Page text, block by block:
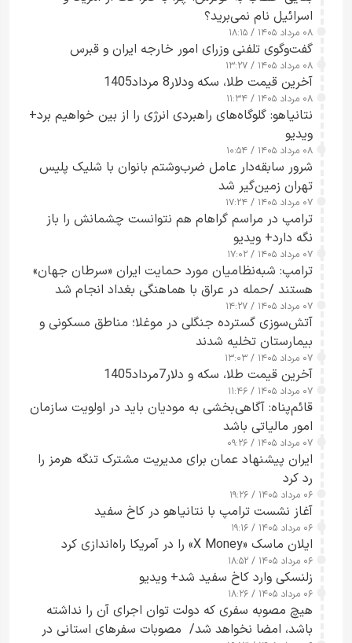
اسرائیل نام نمی‌برید؟
۰۸ مرداد ۱۴۰۵ / ۱۸:۱۵
گفت‌وگوی تلفنی وزرای امور خارجه ایران و قبرس
۰۸ مرداد ۱۴۰۵ / ۱۳:۲۷
آخرین قیمت طلا، سکه ودلار8 مرداد1405
۰۸ مرداد ۱۴۰۵ / ۱۱:۳۴
نتانیاهو: گلوگاه‌های راهبردی انرژی را از بین خواهیم برد+
ویدیو
۰۸ مرداد ۱۴۰۵ / ۱۰:۵۴
شرور سابقه‌دار عامل ضرب‌وشتم بانوان با شلیک پلیس
تهران زمین‌گیر شد
۰۷ مرداد ۱۴۰۵ / ۱۷:۲۴
ترامپ در مراسم گراهام هم نتوانست چشمانش را باز
نگه دارد+ ویدیو
۰۷ مرداد ۱۴۰۵ / ۱۷:۰۲
ترامپ: شبه‌نظامیان مورد حمایت ایران «سرطان جهان»
هستند /حمله در عراق با هماهنگی بغداد انجام شد
۰۷ مرداد ۱۴۰۵ / ۱۴:۲۷
آتش‌سوزی گسترده جنگلی در موغلا؛ مناطق مسکونی و
بیمارستان تخلیه شدند
۰۷ مرداد ۱۴۰۵ / ۱۳:۰۳
آخرین قیمت طلا، سکه و دلار7مرداد1405
۰۷ مرداد ۱۴۰۵ / ۱۱:۴۶
قائم‌پناه: آگاهی‌بخشی به مودیان باید در اولویت سازمان
امور مالیاتی باشد
۰۷ مرداد ۱۴۰۵ / ۰۹:۲۶
ایران پیشنهاد عمان برای مدیریت مشترک تنگه هرمز را
رد کرد
۰۶ مرداد ۱۴۰۵ / ۱۹:۲۶
آغاز نشست ترامپ با نتانیاهو در کاخ سفید
۰۶ مرداد ۱۴۰۵ / ۱۹:۱۶
ایلان ماسک «X Money» را در آمریکا راه‌اندازی کرد
۰۶ مرداد ۱۴۰۵ / ۱۸:۵۲
زلنسکی وارد کاخ سفید شد+ ویدیو
۰۶ مرداد ۱۴۰۵ / ۱۸:۲۶
هیچ مصوبه سفری که دولت توان اجرای آن را نداشته
باشد، امضا نخواهد شد/ مصوبات سفرهای استانی در